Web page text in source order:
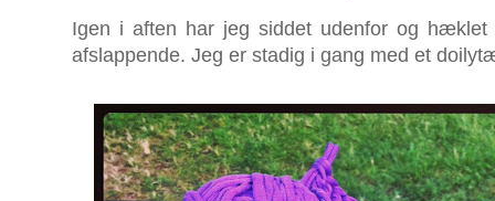
Igen i aften har jeg siddet udenfor og
afslappende. Jeg er stadig i gang med et